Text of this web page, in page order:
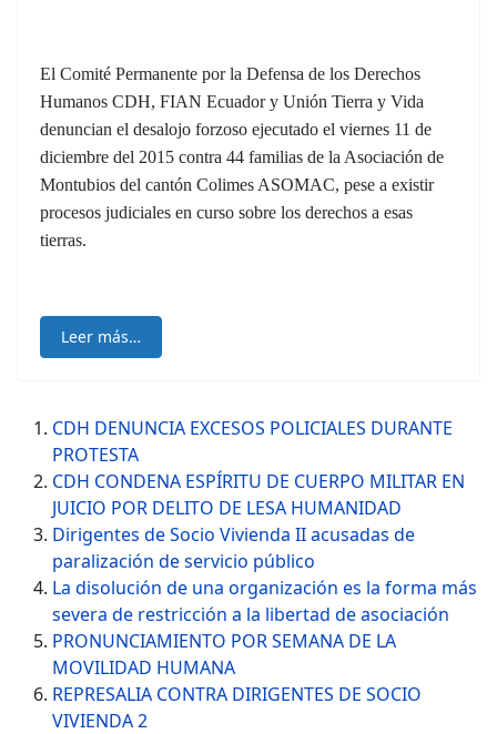
El Comité Permanente por la Defensa de los Derechos
Humanos CDH, FIAN Ecuador y Unión Tierra y Vida
denuncian el desalojo forzoso ejecutado el viernes 11 de
diciembre del 2015 contra 44 familias de la Asociación de
Montubios del cantón Colimes ASOMAC, pese a existir
procesos judiciales en curso sobre los derechos a esas
tierras.
Leer más…
CDH DENUNCIA EXCESOS POLICIALES DURANTE
PROTESTA
CDH CONDENA ESPÍRITU DE CUERPO MILITAR EN
JUICIO POR DELITO DE LESA HUMANIDAD
Dirigentes de Socio Vivienda II acusadas de
paralización de servicio público
La disolución de una organización es la forma más
severa de restricción a la libertad de asociación
PRONUNCIAMIENTO POR SEMANA DE LA
MOVILIDAD HUMANA
REPRESALIA CONTRA DIRIGENTES DE SOCIO
VIVIENDA 2